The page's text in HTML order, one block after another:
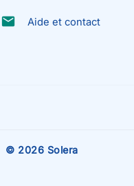
email Aide et contact
© 2026 Solera